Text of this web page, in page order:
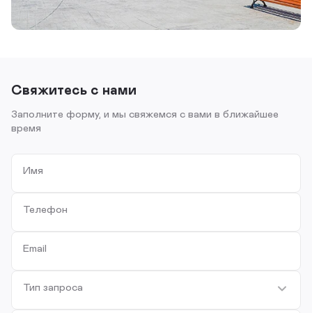
Свяжитесь с нами
Заполните форму, и мы свяжемся с вами в ближайшее
время
Имя
Телефон
Email
Тип запроса